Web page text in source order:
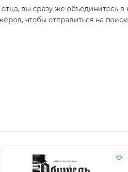
вы сразу же объединитесь
чтобы отправиться на